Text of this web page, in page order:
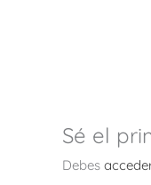
Sé el
Debes